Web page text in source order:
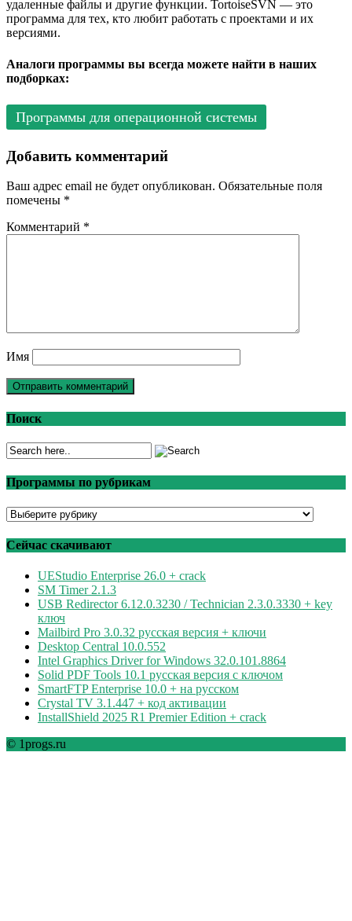
удаленные файлы и другие функции. TortoiseSVN — это
программа для тех, кто любит работать с проектами и их
версиями.
Аналоги программы вы всегда можете найти в наших
подборках:
Программы для операционной системы
Добавить комментарий
Ваш адрес email не будет опубликован. Обязательные поля
помечены *
Комментарий *
Имя
Поиск
Программы по рубрикам
Программы
рубрикам
Сейчас скачивают
UEStudio Enterprise 26.0 + crack
SM Timer 2.1.3
USB Redirector 6.12.0.3230 / Technician 2.3.0.3330 + key
ключ
Mailbird Pro 3.0.32 русская версия + ключи
Desktop Central 10.0.552
Intel Graphics Driver for Windows 32.0.101.8864
Solid PDF Tools 10.1 русская версия с ключом
SmartFTP Enterprise 10.0 + на русском
Crystal TV 3.1.447 + код активации
InstallShield 2025 R1 Premier Edition + crack
© 1progs.ru